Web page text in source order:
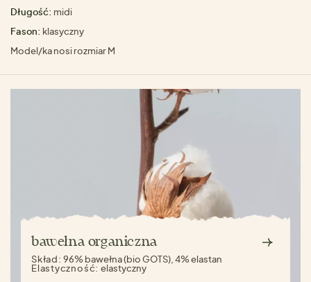
Długość: midi
Fason: klasyczny
Model/ka nosi rozmiar M
bawełna organiczna
Skład:96% bawełna (bio GOTS), 4% elastan
Elastyczność: elastyczny